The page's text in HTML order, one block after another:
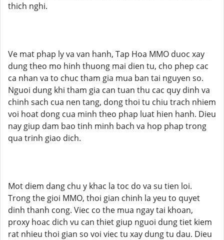
thich nghi.
Ve mat phap ly va van hanh, Tap Hoa MMO duoc xay
dung theo mo hinh thuong mai dien tu, cho phep cac
ca nhan va to chuc tham gia mua ban tai nguyen so.
Nguoi dung khi tham gia can tuan thu cac quy dinh va
chinh sach cua nen tang, dong thoi tu chiu trach nhiem
voi hoat dong cua minh theo phap luat hien hanh. Dieu
nay giup dam bao tinh minh bach va hop phap trong
qua trinh giao dich.
Mot diem dang chu y khac la toc do va su tien loi.
Trong the gioi MMO, thoi gian chinh la yeu to quyet
dinh thanh cong. Viec co the mua ngay tai khoan,
proxy hoac dich vu can thiet giup nguoi dung tiet kiem
rat nhieu thoi gian so voi viec tu xay dung tu dau. Dieu